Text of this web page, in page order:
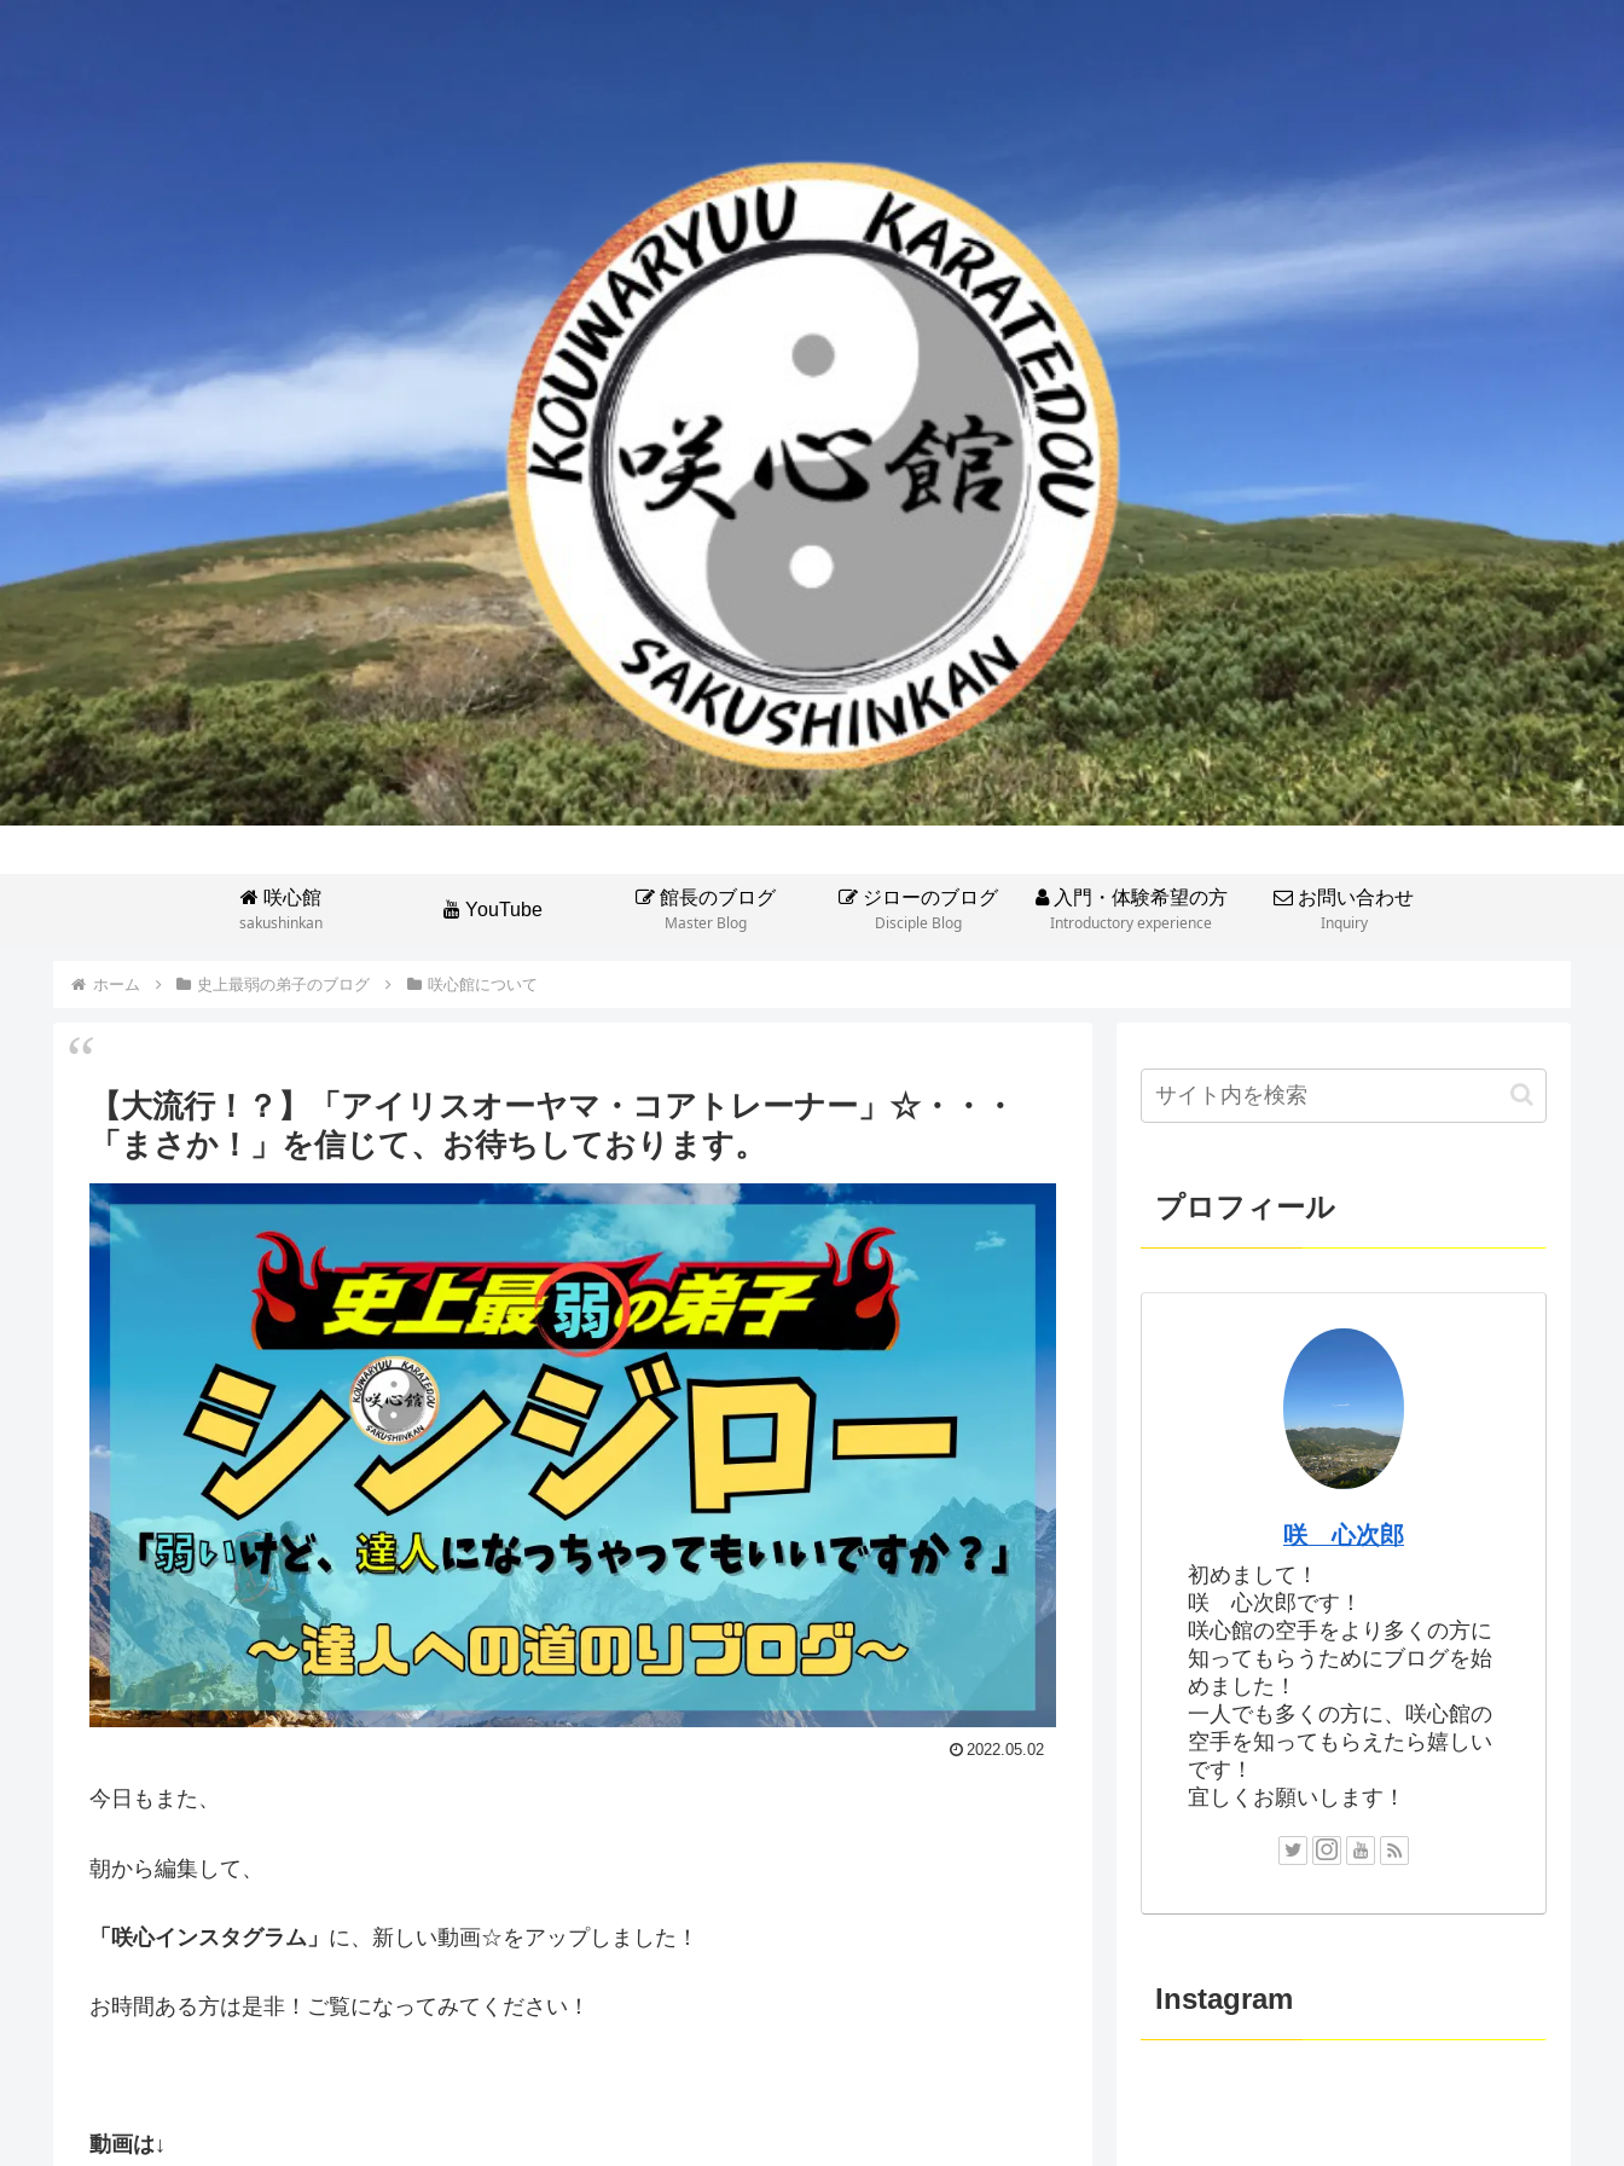
咲心館
sakushinkan
YouTube
館長のブログ
Master Blog
ジローのブログ
Disciple Blog
入門・体験希望の方
Introductory experience
お問い合わせ
Inquiry
ホーム 史上最弱の弟子のブログ 咲心館について
【大流行！？】「アイリスオーヤマ・コアトレーナー」☆・・・
「まさか！」を信じて、お待ちしております。
2022.05.02
今日もまた、
朝から編集して、
「咲心インスタグラム」 に、新しい動画☆をアップしました！
お時間ある方は是非！ご覧になってみてください！
動画は↓
プロフィール
咲 心次郎
初めまして！
咲 心次郎です！
咲心館の空手をより多くの方に
知ってもらうためにブログを始
めました！
一人でも多くの方に、咲心館の
空手を知ってもらえたら嬉しい
です！
宜しくお願いします！
Instagram